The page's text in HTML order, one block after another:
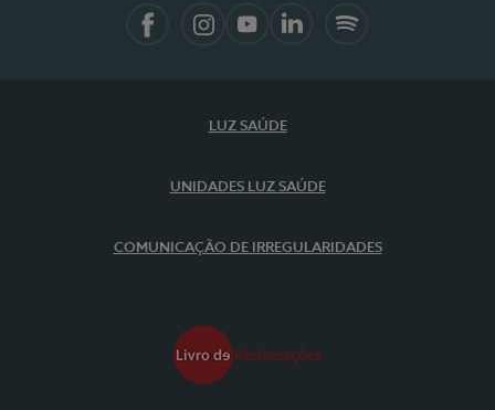
LUZ SAÚDE
UNIDADES LUZ SAÚDE
COMUNICAÇÃO DE IRREGULARIDADES